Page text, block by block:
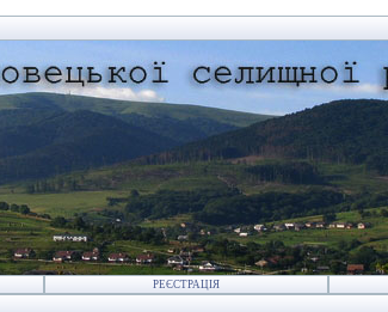
РЕЄСТРАЦІЯ